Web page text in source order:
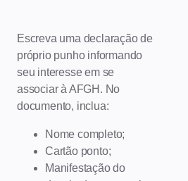
Escreva uma declaração de
próprio punho informando
seu interesse em se
associar à AFGH. No
documento, inclua:
Nome completo;
Cartão ponto;
Manifestação do